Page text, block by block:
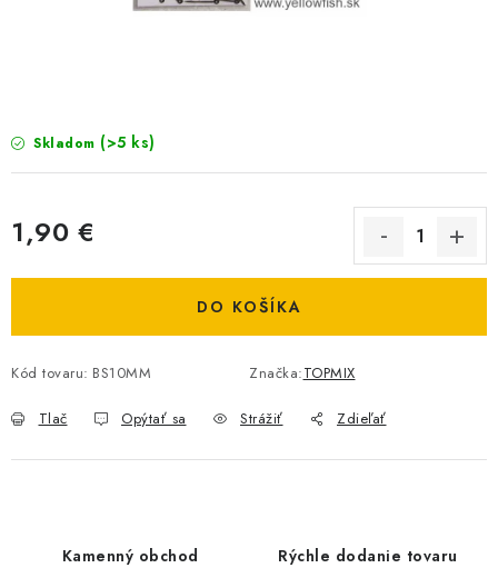
OBCHODNÉ PODMIENKY
MOJA OBJEDNÁVKA
VRATKY - ODSTÚPENIE OD ZMLUVY - REKLAMACIU
Skladom (>5 ks)
1,90 €
DO KOŠÍKA
Kód tovaru: BS10MM Značka:TOPMIX
Tlač Opýtať sa Strážiť Zdieľať
Kamenný obchod Rýchle dodanie tovaru